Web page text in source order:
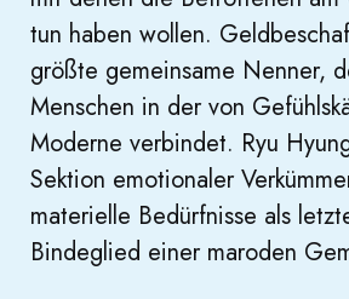
tun haben wollen.
größte gemeinsame Nenner,
Menschen in der von
Moderne verbindet. Ryu
Sektion emotionaler
materielle Bedürfnisse als
Bindeglied einer maroden